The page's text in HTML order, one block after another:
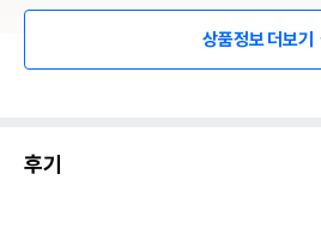
상품정보 더보기
후기